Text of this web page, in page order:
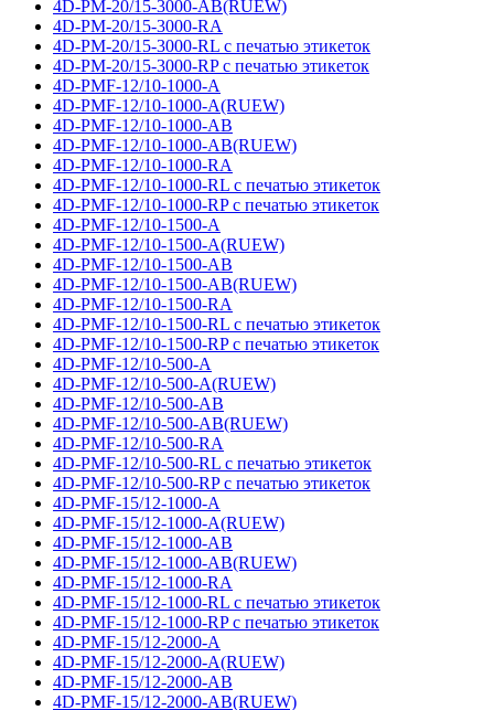
4D-PM-20/15-3000-AB(RUEW)
4D-PM-20/15-3000-RA
4D-PM-20/15-3000-RL с печатью этикеток
4D-PM-20/15-3000-RP с печатью этикеток
4D-PMF-12/10-1000-A
4D-PMF-12/10-1000-A(RUEW)
4D-PMF-12/10-1000-AB
4D-PMF-12/10-1000-AB(RUEW)
4D-PMF-12/10-1000-RA
4D-PMF-12/10-1000-RL с печатью этикеток
4D-PMF-12/10-1000-RP с печатью этикеток
4D-PMF-12/10-1500-A
4D-PMF-12/10-1500-A(RUEW)
4D-PMF-12/10-1500-AB
4D-PMF-12/10-1500-AB(RUEW)
4D-PMF-12/10-1500-RA
4D-PMF-12/10-1500-RL с печатью этикеток
4D-PMF-12/10-1500-RP с печатью этикеток
4D-PMF-12/10-500-A
4D-PMF-12/10-500-A(RUEW)
4D-PMF-12/10-500-AB
4D-PMF-12/10-500-AB(RUEW)
4D-PMF-12/10-500-RA
4D-PMF-12/10-500-RL с печатью этикеток
4D-PMF-12/10-500-RP с печатью этикеток
4D-PMF-15/12-1000-A
4D-PMF-15/12-1000-A(RUEW)
4D-PMF-15/12-1000-AB
4D-PMF-15/12-1000-AB(RUEW)
4D-PMF-15/12-1000-RA
4D-PMF-15/12-1000-RL с печатью этикеток
4D-PMF-15/12-1000-RP с печатью этикеток
4D-PMF-15/12-2000-A
4D-PMF-15/12-2000-A(RUEW)
4D-PMF-15/12-2000-AB
4D-PMF-15/12-2000-AB(RUEW)